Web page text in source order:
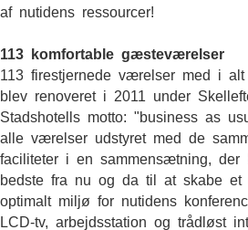
af nutidens ressourcer!
113 komfortable gæsteværelser
113 firestjernede værelser med i
blev renoveret i 2011 under
Stadshotells motto: "business as
alle værelser udstyret med de
faciliteter i en sammensætning, der
bedste fra nu og da til at skabe et
optimalt miljø for nutidens
LCD-tv, arbejdsstation og trådløst